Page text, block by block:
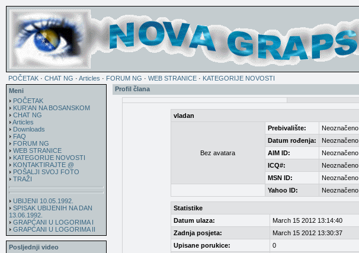
POČETAK · CHAT NG · Articles · FORUM NG · WEB STRANICE · KATEGORIJE NOVOSTI
Meni
POČETAK
KUR'AN NA BOSANSKOM
CHAT NG
Articles
Downloads
FAQ
FORUM NG
WEB STRANICE
KATEGORIJE NOVOSTI
KONTAKTIRAJTE @
POŠALJI SVOJ FOTO
TRAŽI
UBIJENI 10.05.1992.
SPISAK UBIJENIH NA DAN
13.06.1992.
GRAPĆANI U LOGORIMA I
GRAPĆANI U LOGORIMA II
Posljednji video
Profil člana
vladan
Bez avatara
Prebivalište:
Neoznačeno
Datum rođenja:
Neoznačeno
AIM ID:
Neoznačeno
ICQ#:
Neoznačeno
MSN ID:
Neoznačeno
Yahoo ID:
Neoznačeno
Statistike
Datum ulaza:
March 15 2012 13:14:40
Zadnja posjeta:
March 15 2012 13:30:37
Upisane porukice:
0